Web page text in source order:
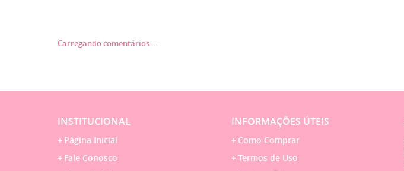
Carregando comentários ...
INSTITUCIONAL
Página Inicial
Fale Conosco
INFORMAÇÕES ÚTEIS
Como Comprar
Termos de Uso